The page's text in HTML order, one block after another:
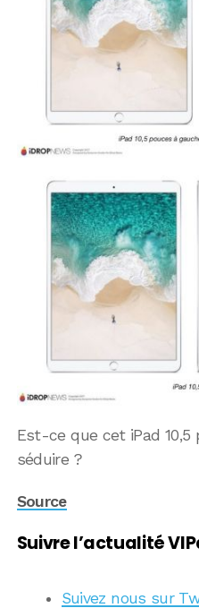
Est-ce que cet iPad 10,5
séduire ?
Source
Suivre l’actualité
Suivez nous sur